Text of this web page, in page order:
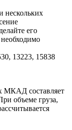
нескольких
его
13223, 15838
МКАД составляет
объеме груза,